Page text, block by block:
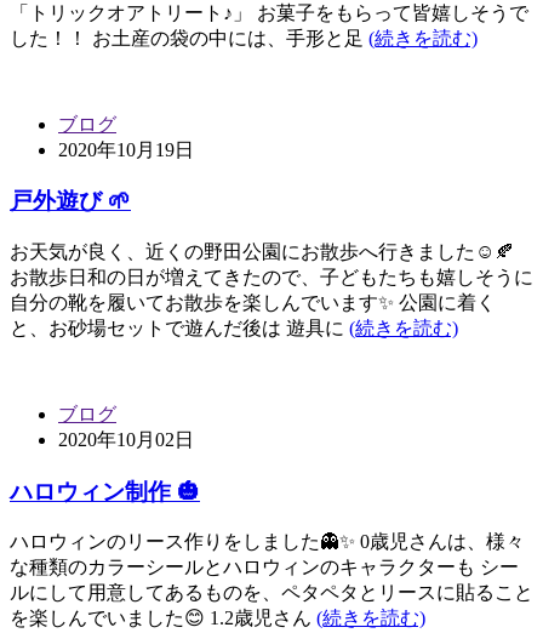
「トリックオアトリート♪」 お菓子をもらって皆嬉しそうで
した！！ お土産の袋の中には、手形と足 (続きを読む)
ブログ
2020年10月19日
戸外遊び 🌱
お天気が良く、近くの野田公園にお散歩へ行きました☺️🍂
お散歩日和の日が増えてきたので、子どもたちも嬉しそうに
自分の靴を履いてお散歩を楽しんでいます✨ 公園に着く
と、お砂場セットで遊んだ後は 遊具に (続きを読む)
ブログ
2020年10月02日
ハロウィン制作 🎃
ハロウィンのリース作りをしました👻✨ 0歳児さんは、様々
な種類のカラーシールとハロウィンのキャラクターも シー
ルにして用意してあるものを、ペタペタとリースに貼ること
を楽しんでいました😊 1.2歳児さん (続きを読む)